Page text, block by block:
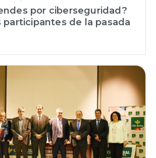
por ciberseguridad?
participantes de la pasada